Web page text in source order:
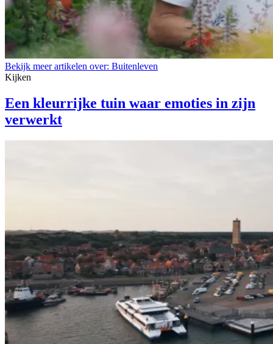
Bekijk meer artikelen over: Buitenleven
Kijken
Een kleurrijke tuin waar emoties in zijn
verwerkt